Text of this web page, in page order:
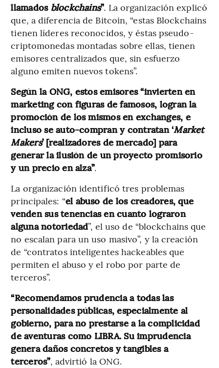
llamados blockchains”. La organización explicó
que, a diferencia de Bitcoin, “estas Blockchains
tienen líderes reconocidos, y éstas pseudo-
criptomonedas montadas sobre ellas, tienen
emisores centralizados que, sin esfuerzo
alguno emiten nuevos tokens”.
Según la ONG, estos emisores “invierten en
marketing con figuras de famosos, logran la
promoción de los mismos en exchanges, e
incluso se auto-compran y contratan ‘Market
Makers’ [realizadores de mercado] para
generar la ilusión de un proyecto promisorio
y un precio en alza”.
La organización identificó tres problemas
principales: “el abuso de los creadores, que
venden sus tenencias en cuanto lograron
alguna notoriedad”, el uso de “blockchains que
no escalan para un uso masivo”, y la creación
de “contratos inteligentes hackeables que
permiten el abuso y el robo por parte de
terceros”.
“Recomendamos prudencia a todas las
personalidades públicas, especialmente al
gobierno, para no prestarse a la complicidad
de aventuras como LIBRA. Su imprudencia
genera daños concretos y tangibles a
terceros”, advirtió la ONG.